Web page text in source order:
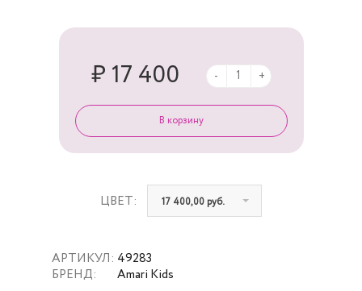
АРТИКУЛ:
БРЕНД:
49283
Amari Kids
ЦВЕТ: 17 400,00 руб.
₽ 17 400 - +